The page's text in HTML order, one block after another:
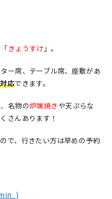
きょうすけ 」。
ー席、テーブル席、座敷があ
応できます。
名物の炉端焼きや天ぷらな
さんあります！
で、行きたい方は早めの予約